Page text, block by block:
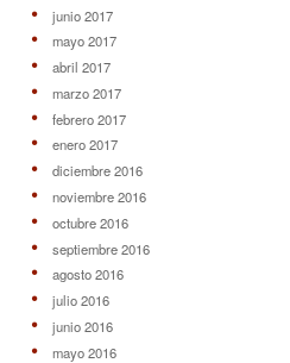
junio 2017
mayo 2017
abril 2017
marzo 2017
febrero 2017
enero 2017
diciembre 2016
noviembre 2016
octubre 2016
septiembre 2016
agosto 2016
julio 2016
junio 2016
mayo 2016